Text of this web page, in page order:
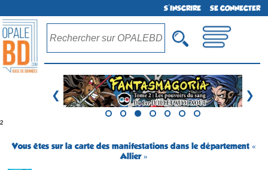
S'INSCRIRE SE CONNECTER
❮ ❯
²
Vous êtes sur la carte des manifestations dans le département «
Allier »